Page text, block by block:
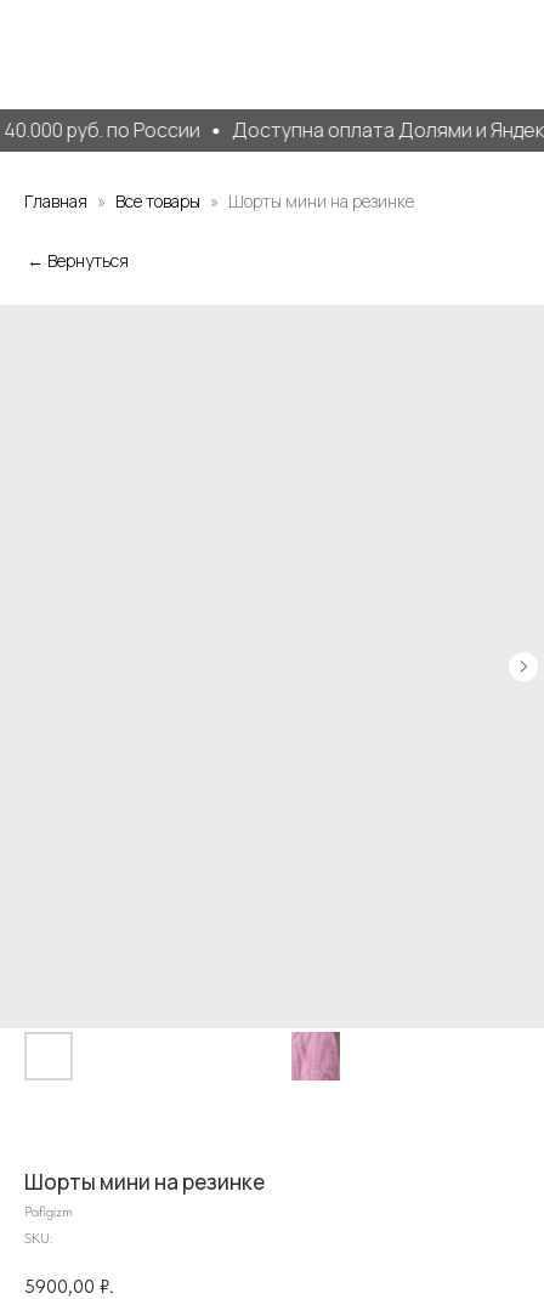
руб. по России Доступна оплата Долями и
Главная Все товары Шорты мини на резинке
← Вернуться
Шорты мини на резинке
Pafigizm
SKU:
5900,00 ₽.